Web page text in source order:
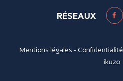
RÉSEAUX
Mentions légales - Confidentialité
ikuzo